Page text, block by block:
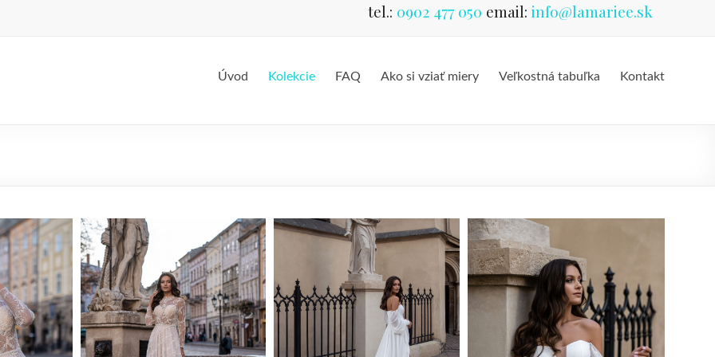
tel.: 0902 477 050 email: info@lamariee.sk
Úvod Kolekcie FAQ Ako si vziať miery Veľkostná tabuľka Kontakt